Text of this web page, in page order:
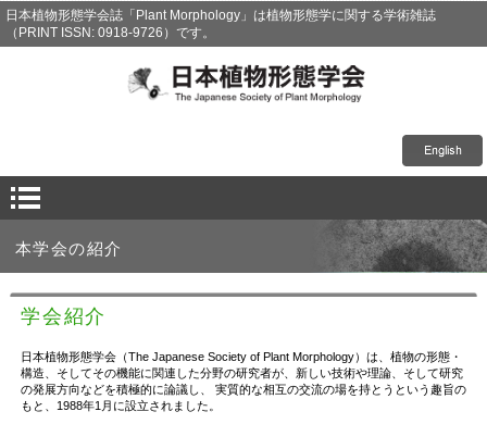
日本植物形態学会誌「Plant Morphology」は植物形態学に関する学術雑誌
（PRINT ISSN: 0918-9726）です。
本学会の紹介
学会紹介
日本植物形態学会（The Japanese Society of Plant Morphology）は、植物の形態・
構造、そしてその機能に関連した分野の研究者が、新しい技術や理論、そして研究
の発展方向などを積極的に論議し、 実質的な相互の交流の場を持とうという趣旨の
もと、1988年1月に設立されました。